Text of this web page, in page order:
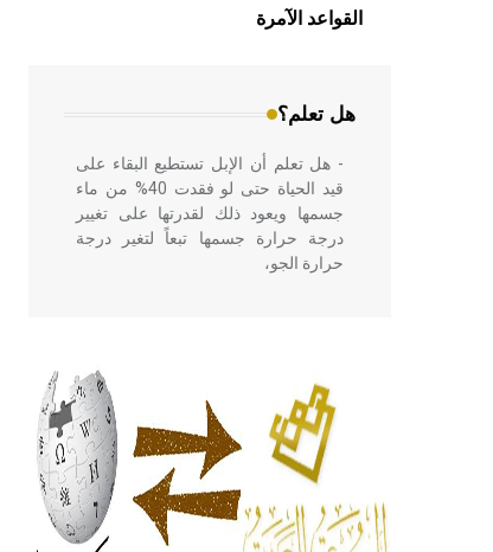
القواعد الآمرة
هل تعلم؟
الهندسية التي ارتبطت بالعمارة الإسلامية
في بلاد الشام ومصر خاصة، حيث يحرص
- هل تعلم أن الإبل تستطيع البقاء على
قيد الحياة حتى لو فقدت 40% من ماء
جسمها ويعود ذلك لقدرتها على تغيير
درجة حرارة جسمها تبعاً لتغير درجة
حرارة الجو،
أربعة مؤلفات هي: الحكم، الأدلة، تنظيم
التغذية، ورسالته في جروح الرأس.
ويعود له الفضل بأنه حرر الطب من
الدين والفلسفة.
- هل تعلم أن المرجان إفراز حيواني
يتكون في البحر ويتركب من مادة